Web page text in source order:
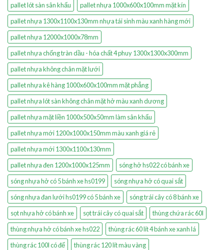
pallet lót sàn sân khấu
pallet nhựa 1000x600x100mm mặt kín
pallet nhựa 1300x1100x130mm nhựa tái sinh màu xanh hàng mới
pallet nhựa 12000x1000x78mm
pallet nhựa chống tràn dầu - hóa chất 4 phuy 1300x1300x300mm
pallet nhựa không chân mặt lưới
pallet nhựa kê hàng 1000x600x100mm mặt phẳng
pallet nhựa lót sàn không chân mặt hở màu xanh dương
pallet nhựa mặt liền 1000x500x50mm làm sân khấu
pallet nhựa mới 1200x1000x150mm màu xanh giá rẻ
pallet nhựa mới 1300x1100x130mm
pallet nhựa đen 1200x1000x125mm
sóng hở hs022 có bánh xe
sóng nhựa hở có 5 bánh xe hs0199
sóng nhựa hở có quai sắt
sóng nhựa đan lưới hs0199 có 5 bánh xe
sóng trái cây có 8 bánh xe
sọt nhựa hở có bánh xe
sọt trái cây có quai sắt
thùng chứa rác 60l
thùng nhựa hở có bánh xe hs022
thùng rác 60 lít 4 bánh xe xanh lá
thùng rác 100l có đế
thùng rác 120 lít màu vàng